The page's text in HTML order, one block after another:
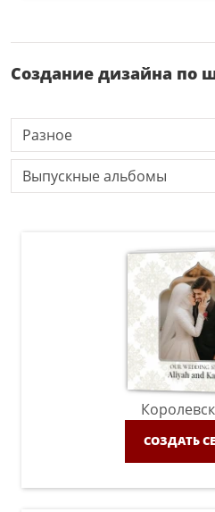
Создание дизайна по
Разное
Выпускные альбомы
СОЗДАТЬ